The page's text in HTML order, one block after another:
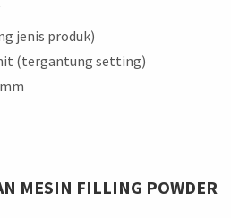
jenis produk)
(tergantung setting)
MESIN FILLING POWDER